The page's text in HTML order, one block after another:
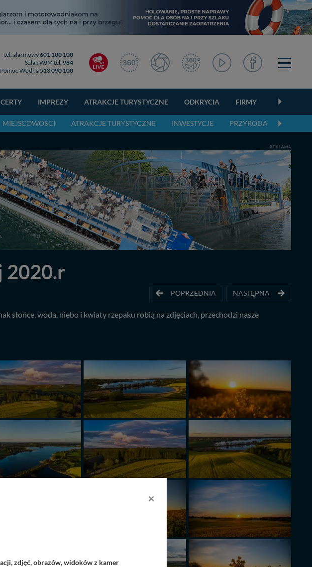
tel. alarmowy601 100 100
Szlak WJM tel. 984
Pomoc Wodna 513 090 100
IMPREZY ATRAKCJE TURYSTYCZNE ODKRYCIA FIRMY
MIEJSCOWOŚCI ATRAKCJE TURYSTYCZNE INWESTYCJE PRZYRODA
REKLAMA
2020.r
POPRZEDNIA NASTĘPNA
słońce, woda, niebo i kwiaty rzepaku robią na zdjęciach, przechodzi nasze
×
zdjęć, obrazów, widoków z kamer